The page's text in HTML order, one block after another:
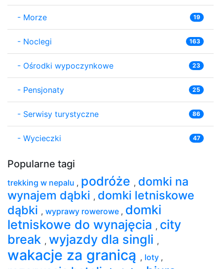
- Morze 19
- Noclegi 163
- Ośrodki wypoczynkowe 23
- Pensjonaty 25
- Serwisy turystyczne 86
- Wycieczki 47
Popularne tagi
trekking w nepalu , podróże , domki na
wynajem dąbki , domki letniskowe
dąbki , wyprawy rowerowe , domki
letniskowe do wynajęcia , city
break , wyjazdy dla singli ,
wakacje za granicą , loty ,